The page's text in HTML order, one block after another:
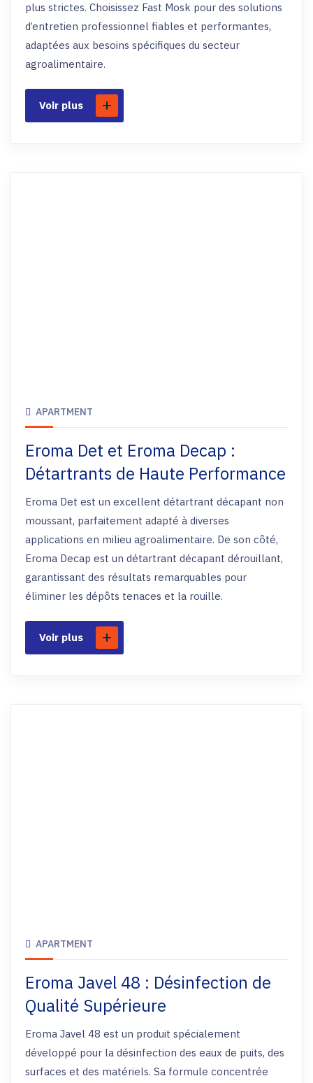
plus strictes. Choisissez Fast Mosk pour des solutions
d’entretien professionnel fiables et performantes,
adaptées aux besoins spécifiques du secteur
agroalimentaire.
Voir plus
APARTMENT
Eroma Det et Eroma Decap :
Détartrants de Haute Performance
Eroma Det est un excellent détartrant décapant non
moussant, parfaitement adapté à diverses
applications en milieu agroalimentaire. De son côté,
Eroma Decap est un détartrant décapant dérouillant,
garantissant des résultats remarquables pour
éliminer les dépôts tenaces et la rouille.
Voir plus
APARTMENT
Eroma Javel 48 : Désinfection de
Qualité Supérieure
Eroma Javel 48 est un produit spécialement
développé pour la désinfection des eaux de puits, des
surfaces et des matériels. Sa formule concentrée